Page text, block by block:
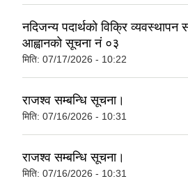
नदिजन्य पदार्थको विक्रि व्यवस्थापन
आह्वानको सूचना नं ०३
मिति: 07/17/2026 - 10:22
राजश्व सम्बन्धि सूचना।
मिति: 07/16/2026 - 10:31
राजश्व सम्बन्धि सूचना।
मिति: 07/16/2026 - 10:31